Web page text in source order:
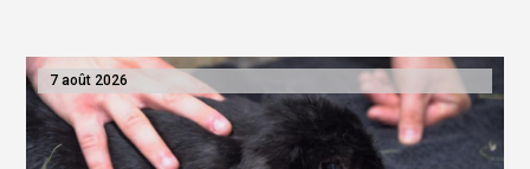
7 août 2026